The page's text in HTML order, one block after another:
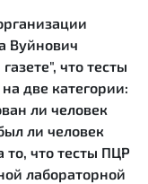
Вуйнович
что тесты
две категории:
ли человек
ли человек
что тесты ПЦР
лабораторной